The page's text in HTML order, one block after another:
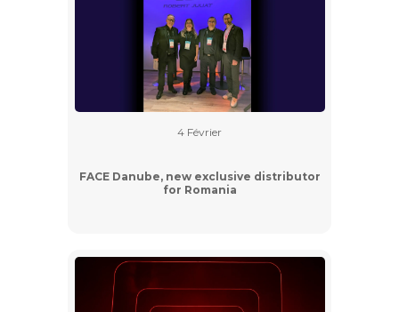
4 Février
FACE Danube, new exclusive distributor
for Romania